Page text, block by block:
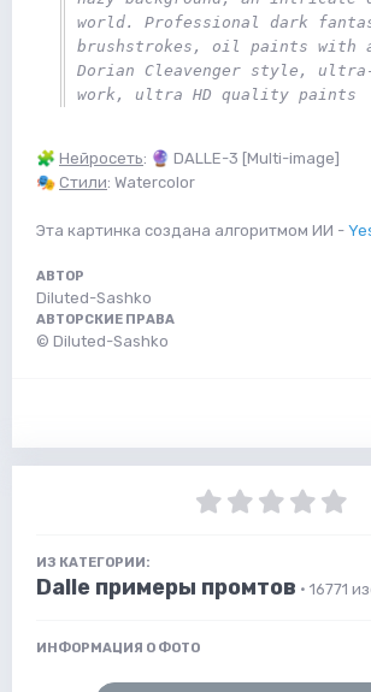
world. Professional dark
brushstrokes, oil paints with
Dorian Cleavenger style,
work, ultra HD quality paints
🧩 Нейросеть: 🔮 DALLE-3 [Multi-image]
🎭 Стили: Watercolor
Эта картинка создана алгоритмом ИИ -
АВТОР
Diluted-Sashko
АВТОРСКИЕ ПРАВА
© Diluted-Sashko
ИЗ КАТЕГОРИИ:
Dalle примеры промтов · 16771
ИНФОРМАЦИЯ О ФОТО